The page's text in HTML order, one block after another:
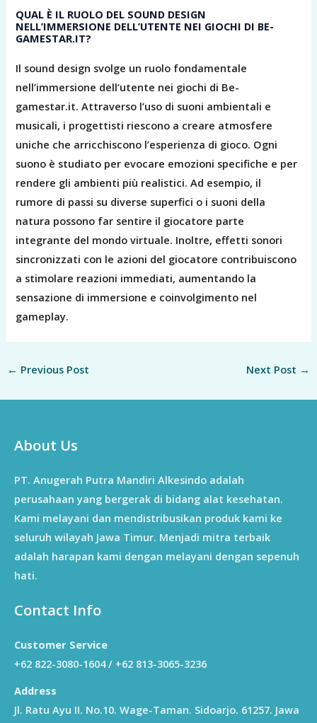
QUAL È IL RUOLO DEL SOUND DESIGN
NELL’IMMERSIONE DELL’UTENTE NEI GIOCHI DI BE-
GAMESTAR.IT?
Il sound design svolge un ruolo fondamentale
nell’immersione dell’utente nei giochi di Be-
gamestar.it. Attraverso l’uso di suoni ambientali e
musicali, i progettisti riescono a creare atmosfere
uniche che arricchiscono l’esperienza di gioco. Ogni
suono è studiato per evocare emozioni specifiche e per
rendere gli ambienti più realistici. Ad esempio, il
rumore di passi su diverse superfici o i suoni della
natura possono far sentire il giocatore parte
integrante del mondo virtuale. Inoltre, effetti sonori
sincronizzati con le azioni del giocatore contribuiscono
a stimolare reazioni immediati, aumentando la
sensazione di immersione e coinvolgimento nel
gameplay.
← Previous Post Next Post →
About Us
PT. Anugerah Putra Mandiri Alkesindo adalah
perusahaan yang bergerak di bidang alat kesehatan.
Kami melayani dan mendistribusikan produk kami ke
seluruh wilayah Jawa Timur. Menjadi mitra terbaik
adalah harapan kami dengan melayani dengan sepenuh
hati.
Contact Info
Customer Service
+62 822-3080-1604 / +62 813-3065-3236
Address
Jl. Ratu Ayu II. No.10. Wage-Taman. Sidoarjo. 61257. Jawa